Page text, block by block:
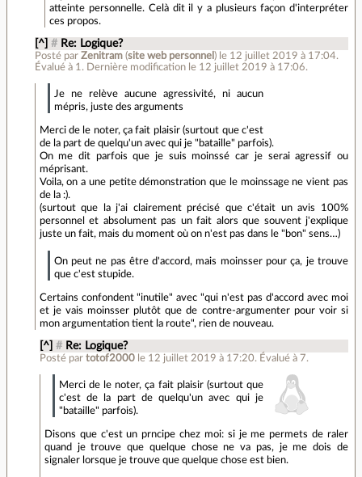
atteinte personnelle. Celà dit il y a plusieurs façon d'interpréter
ces propos.
[^] # Re: Logique?
Posté par Zenitram(site web personnel ) le 12 juillet 2019 à 17:04.
Évalué à 1.Dernière modification le 12 juillet 2019 à 17:06.
Je ne relève aucune agressivité, ni aucun
mépris, juste des arguments
Merci de le noter, ça fait plaisir (surtout que c'est
de la part de quelqu'un avec qui je "bataille" parfois).
On me dit parfois que je suis moinssé car je serai agressif ou
méprisant.
Voila, on a une petite démonstration que le moinssage ne vient pas
de la :).
(surtout que la j'ai clairement précisé que c'était un avis 100%
personnel et absolument pas un fait alors que souvent j'explique
juste un fait, mais du moment où on n'est pas dans le "bon" sens…)
On peut ne pas être d'accord, mais moinsser pour ça, je trouve
que c'est stupide.
Certains confondent "inutile" avec "qui n'est pas d'accord avec moi
et je vais moinsser plutôt que de contre-argumenter pour voir si
mon argumentation tient la route", rien de nouveau.
[^] # Re: Logique?
Posté par totof2000 le 12 juillet 2019 à 17:20.Évalué à 7.
Merci de le noter, ça fait plaisir (surtout que
c'est de la part de quelqu'un avec qui je
"bataille" parfois).
Disons que c'est un prncipe chez moi: si je me permets de raler
quand je trouve que quelque chose ne va pas, je me dois de
signaler lorsque je trouve que quelque chose est bien.